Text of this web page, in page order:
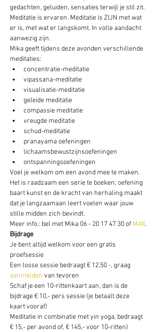
gedachten, geluiden, sensaties terwijl je stil zit.
Meditatie is ervaren. Meditatie is ZIJN met wat
er is, met wat er langskomt. In volle aandacht
aanwezig zijn.
Mika geeft tijdens deze avonden verschillende
meditaties:
concentratie-meditatie
vipassana-meditatie
visualisatie-meditatie
geleide meditatie
compassie meditatie
vreugde meditatie
schud-meditatie
pranayama oefeningen
lichaamsbewustzijnsoefeningen
ontspanningsoefeningen
Voel je welkom om een avond mee te maken.
Het is raadzaam een serie te boeken; oefening
baart kunst en de kracht van herhaling maakt
dat je langzaamaan leert voelen waar jouw
stille midden zich bevindt.
Meer info.: bel met Mika 06 - 20 17 47 30 of MAIL
Bijdrage
Je bent altijd welkom voor een gratis
proefsessie
Een losse sessie bedraagt € 12,50 -, graag
aanmelden van tevoren
Schaf je een 10-rittenkaart aan, dan is de
bijdrage € 10,- pers sessie (je betaalt deze
kaart vooraf)
Meditatie in combinatie met yin yoga, bedraagt
€ 15,- per avond of, € 145,- voor 10-ritten)